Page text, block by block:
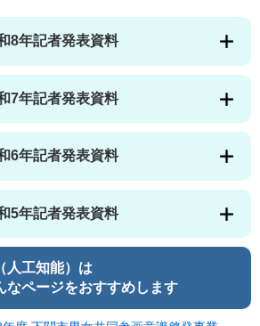
8年記者発表資料
7年記者発表資料
6年記者発表資料
5年記者発表資料
人工知能）は
なページをおすすめします